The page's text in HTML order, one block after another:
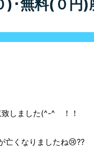
)･無料(０円)
しました(^-^ゞ！！
亡くなりましたね😢??